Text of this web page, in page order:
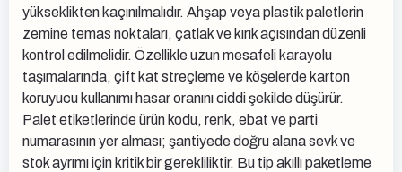
yükseklikten kaçınılmalıdır. Ahşap veya plastik paletlerin
zemine temas noktaları, çatlak ve kırık açısından düzenli
kontrol edilmelidir. Özellikle uzun mesafeli karayolu
taşımalarında, çift kat streçleme ve köşelerde karton
koruyucu kullanımı hasar oranını ciddi şekilde düşürür.
Palet etiketlerinde ürün kodu, renk, ebat ve parti
numarasının yer alması; şantiyede doğru alana sevk ve
stok ayrımı için kritik bir gerekliliktir. Bu tip akıllı paketleme